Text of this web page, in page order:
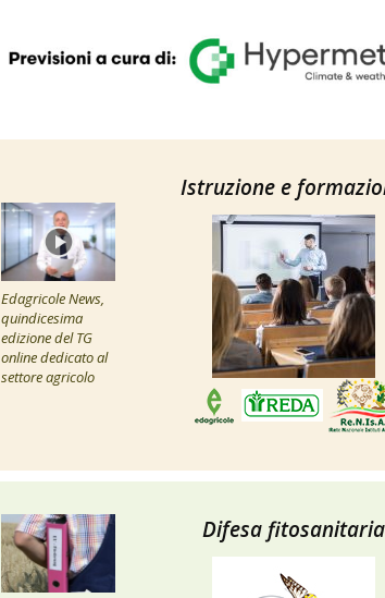
Edagricole News,
quindicesima
edizione del TG
online dedicato al
settore agricolo
Istruzione e
Difesa fitosanitaria